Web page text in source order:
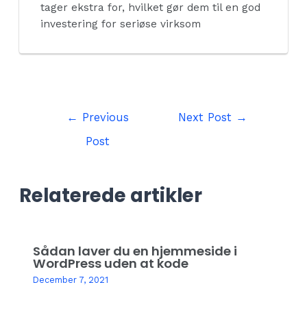
tager ekstra for, hvilket gør dem til en god
investering for seriøse virksom
← Previous
Post
Next Post →
Relaterede artikler
Sådan laver du en hjemmeside i
WordPress uden at kode
December 7, 2021